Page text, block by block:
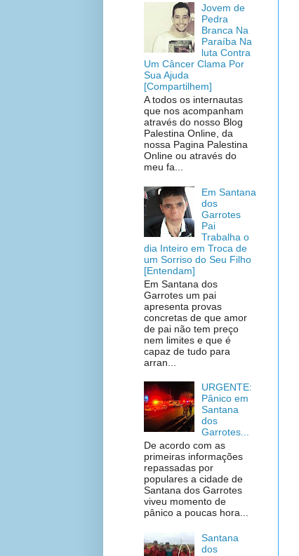
Jovem de
Pedra
Branca Na
Paraíba Na
luta Contra
Um Câncer Clama Por
Sua Ajuda
[Compartilhem]
A todos os internautas
que nos acompanham
através do nosso Blog
Palestina Online, da
nossa Pagina Palestina
Online ou através do
meu fa...
Em Santana
dos
Garrotes
Pai
Trabalha o
dia Inteiro em Troca de
um Sorriso do Seu Filho
[Entendam]
Em Santana dos
Garrotes um pai
apresenta provas
concretas de que amor
de pai não tem preço
nem limites e que é
capaz de tudo para
arran...
URGENTE:
Pânico em
Santana
dos
Garrotes...
De acordo com as
primeiras informações
repassadas por
populares a cidade de
Santana dos Garrotes
viveu momento de
pânico a poucas hora...
Santana
dos